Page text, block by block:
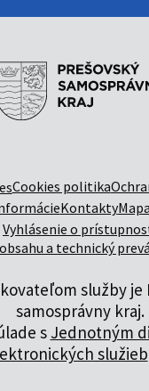
Cookies politika
Kontakty
Vyhlásenie o
a technický
služby je
samosprávny kraj.
s Jednotným
služieb